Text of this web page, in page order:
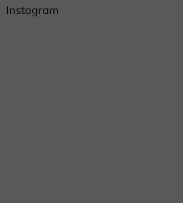
Instagram